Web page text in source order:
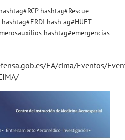
hashtag#RCP hashtag#Rescue
hashtag#ERDI hashtag#HUET
hashtag#emergencias
EA/cima/Eventos/